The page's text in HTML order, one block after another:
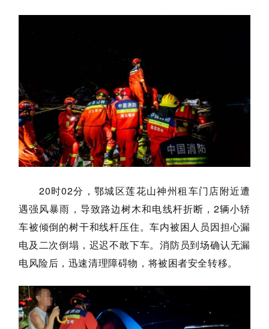
20时02分，鄂城区莲花山神州租车门店附近遭
遇强风暴雨，导致路边树木和电线杆折断，2辆小轿
车被倾倒的树干和线杆压住。车内被困人员因担心漏
电及二次倒塌，迟迟不敢下车。消防员到场确认无漏
电风险后，迅速清理障碍物，将被困者安全转移。